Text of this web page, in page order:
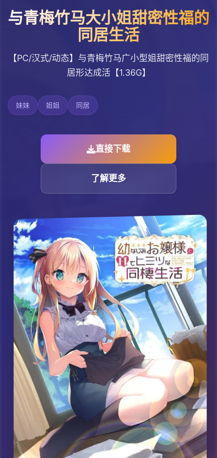
与青梅竹马大小姐甜密性福的
同居生活
【PC/汉式/动态】与青梅竹马广小型姐甜密性福的同
居形达成活【1.36G】
妹妹 姐姐 同居
直接下载
了解更多